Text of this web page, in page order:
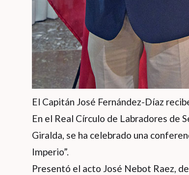
El Capitán José Fernández-Díaz
En el Real Círculo de Labradores de
Giralda, se ha celebrado una
Imperio”.
Presentó el acto José Nebot Raez,